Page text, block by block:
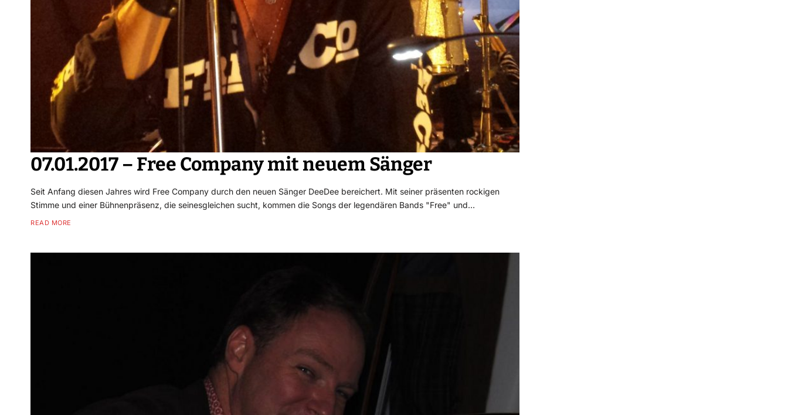
07.01.2017 – Free Company mit neuem Sänger
Seit Anfang diesen Jahres wird Free Company durch den neuen Sänger DeeDee bereichert. Mit seiner präsenten rockigen
Stimme und einer Bühnenpräsenz, die seinesgleichen sucht, kommen die Songs der legendären Bands "Free" und…
READ MORE